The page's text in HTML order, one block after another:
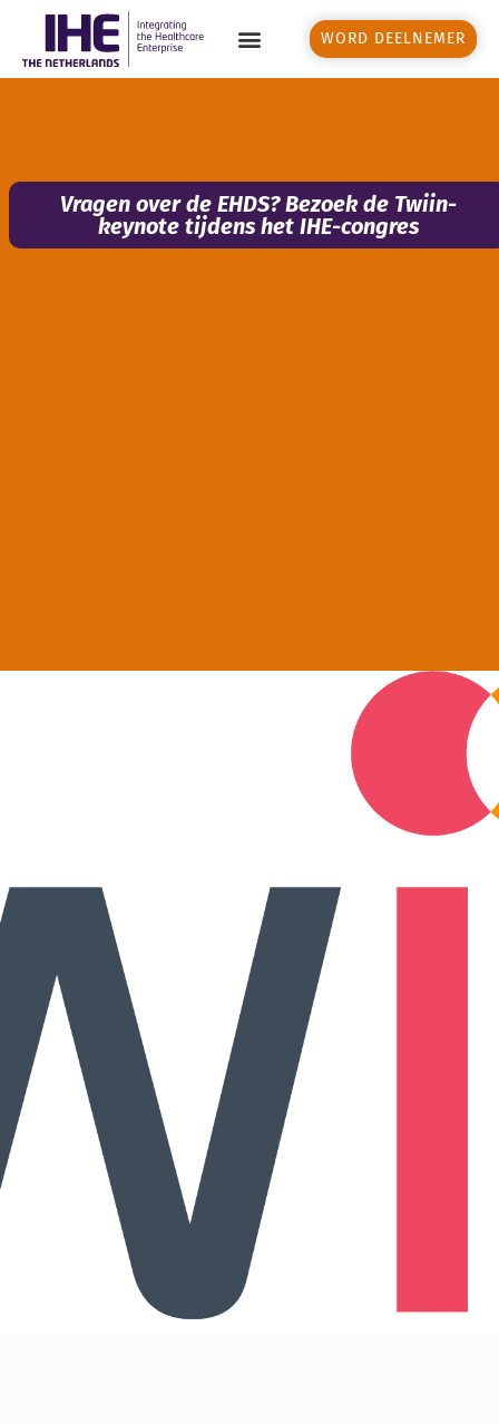
WORD DEELNEMER
Vragen over de EHDS? Bezoek de Twiin-
keynote tijdens het IHE-congres